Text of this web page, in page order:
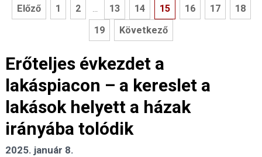
Előző 1 2 ... 13 14 15 16 17
18
19
Következő
Erőteljes évkezdet a
lakáspiacon – a kereslet a
lakások helyett a házak
irányába tolódik
2025. január 8.